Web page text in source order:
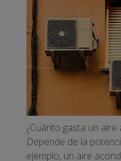
¿Cuánto gasta un
Depende de la
ejemplo, un aire